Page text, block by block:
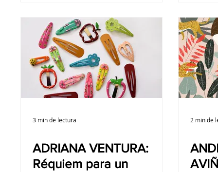
3 min de lectura
ADRIANA VENTURA:
Réquiem para un
2 min de